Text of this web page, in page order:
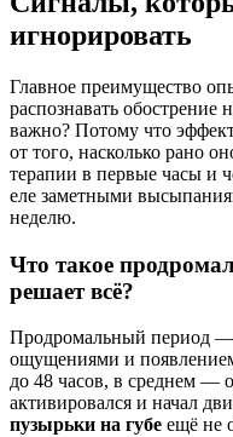
игнорировать
Главное преимущество
распознавать
важно? Потому что
от того, насколько рано
терапии в первые часы и
еле заметными
неделю.
Что такое
решает всё?
Продромальный период
ощущениями и
до 48 часов, в среднем —
активировался и начал
пузырьки на губе ещё не